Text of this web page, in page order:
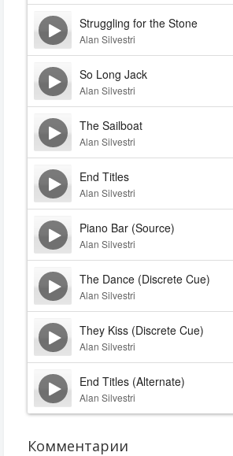
Struggling for the Stone
Alan Silvestri
So Long Jack
Alan Silvestri
The Sailboat
Alan Silvestri
End Titles
Alan Silvestri
Piano Bar (Source)
Alan Silvestri
The Dance (Discrete Cue)
Alan Silvestri
They Kiss (Discrete Cue)
Alan Silvestri
End Titles (Alternate)
Alan Silvestri
Комментарии